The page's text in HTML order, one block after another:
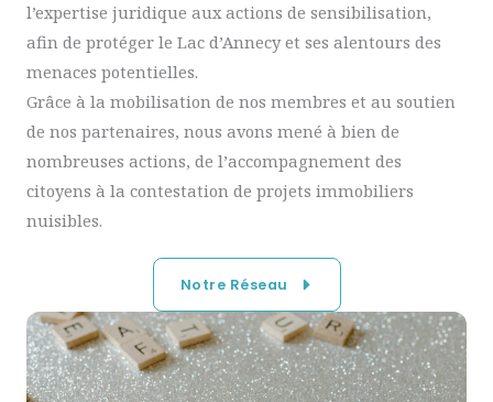
l’expertise juridique aux actions de sensibilisation,
afin de protéger le Lac d’Annecy et ses alentours des
menaces potentielles.
Grâce à la mobilisation de nos membres et au soutien
de nos partenaires, nous avons mené à bien de
nombreuses actions, de l’accompagnement des
citoyens à la contestation de projets immobiliers
nuisibles.
Notre Réseau